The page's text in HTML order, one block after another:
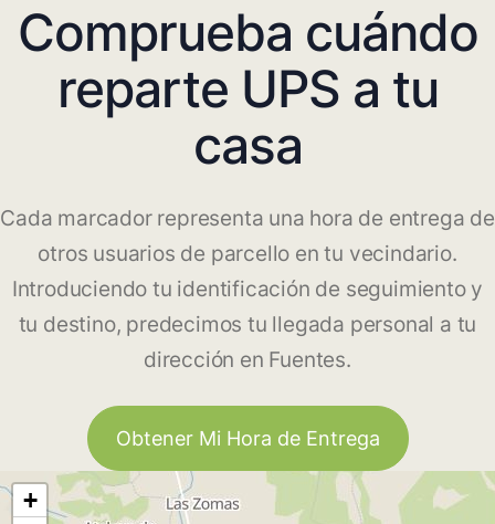
Comprueba cuándo
reparte UPS a tu
casa
Cada marcador representa una hora de entrega de
otros usuarios de parcello en tu vecindario.
Introduciendo tu identificación de seguimiento y
tu destino, predecimos tu llegada personal a tu
dirección en Fuentes.
Obtener Mi Hora de Entrega
+